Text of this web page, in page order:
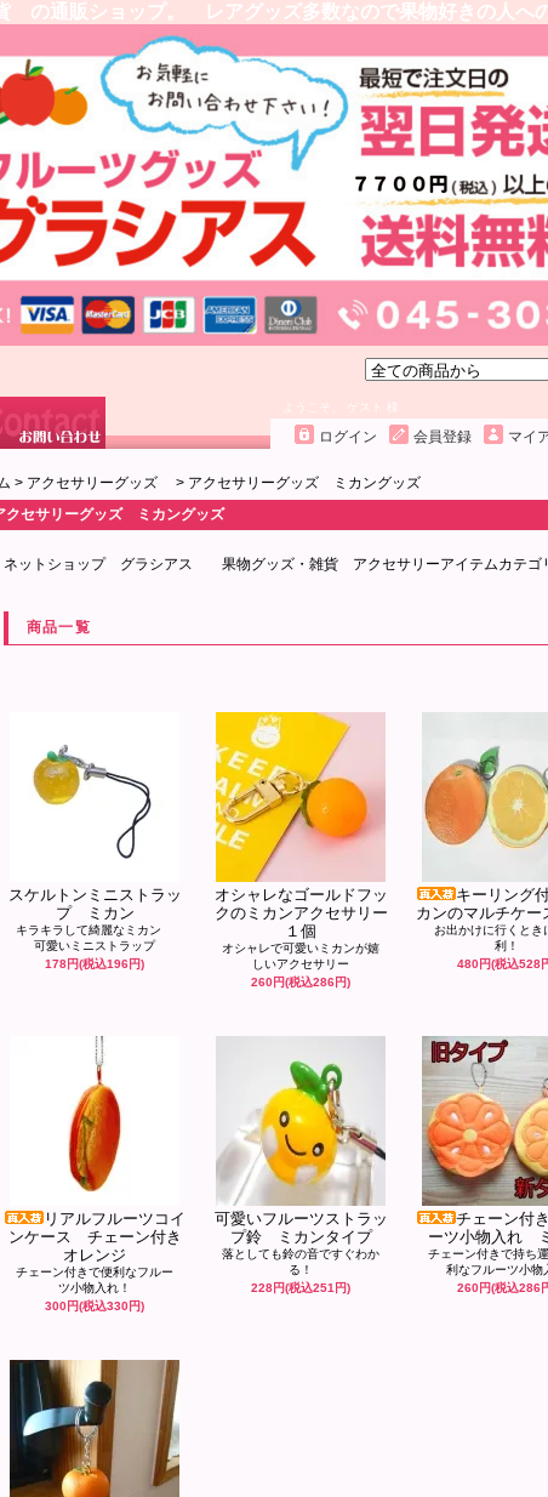
の通販ショップ。 レアグッズ多数なので果物好きの人へ
ようこそ、 ゲスト 様
ログイン 会員登録 マイ
> アクセサリーグッズ > アクセサリーグッズ ミカングッズ
クセサリーグッズ ミカングッズ
ネットショップ グラシアス 果物グッズ・雑貨 アクセサリーアイテムカテゴ
商品一覧
スケルトンミニストラッ
プ ミカン
キラキラして綺麗なミカン
可愛いミニストラップ
178円(税込196円)
オシャレなゴールドフッ
クのミカンアクセサリー
１個
オシャレで可愛いミカンが嬉
しいアクセサリー
260円(税込286円)
キーリング
カンのマルチケ
お出かけに行くとき
利！
480円(税込528
リアルフルーツコイ
ンケース チェーン付き
オレンジ
チェーン付きで便利なフルー
ツ小物入れ！
300円(税込330円)
可愛いフルーツストラッ
プ鈴 ミカンタイプ
落としても鈴の音ですぐわか
る！
228円(税込251円)
チェーン付
ーツ小物入れ
チェーン付きで持ち
利なフルーツ小物
260円(税込286